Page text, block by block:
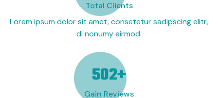
Total Clients
Lorem ipsum dolor sit amet, consetetur sadipscing elitr,
di nonumy eirmod.
678+
Gain Reviews